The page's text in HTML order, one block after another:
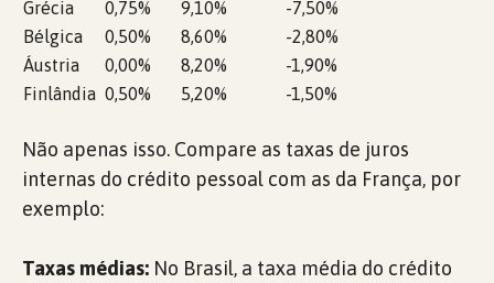
Grécia
0,75% 9,10%
-7,50%
Bélgica
0,50% 8,60%
-2,80%
Áustria
0,00% 8,20%
-1,90%
Finlândia 0,50% 5,20% -1,50%
Não apenas isso. Compare as taxas de juros
internas do crédito pessoal com as da França, por
exemplo:
Taxas médias: No Brasil, a taxa média do crédito